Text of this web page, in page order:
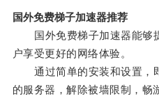
国外免费梯子加速器推荐
国外免费梯子加速器能够
户享受更好的网络体验。
通过简单的安装和设置，
的服务器，解除被墙限制，畅